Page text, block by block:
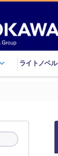
ライトノベル